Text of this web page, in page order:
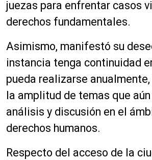
juezas para enfrentar casos
derechos fundamentales.
Asimismo, manifestó su
instancia tenga continuidad
pueda realizarse
la amplitud de temas que
análisis y discusión en el
derechos humanos.
Respecto del acceso de la